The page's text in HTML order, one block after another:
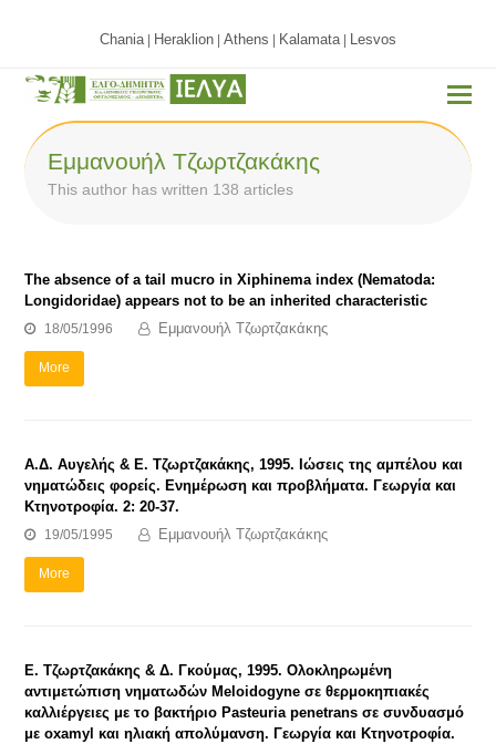
Chania| Heraklion Athens Kalamata| Lesvos
Εμμανουήλ Τζωρτζακάκης
This author has written 138 articles
The absence of a tail mucro in Xiphinema index (Nematoda:
Longidoridae) appears not to be an inherited characteristic
18/05/1996 Εμμανουήλ Τζωρτζακάκης
More
Α.Δ. Αυγελής & Ε. Τζωρτζακάκης, 1995. Ιώσεις της αμπέλου και
νηματώδεις φορείς. Ενημέρωση και προβλήματα. Γεωργία και
Κτηνοτροφία. 2: 20-37.
19/05/1995 Εμμανουήλ Τζωρτζακάκης
More
E. Τζωρτζακάκης & Δ. Γκούμας, 1995. Ολοκληρωμένη
αντιμετώπιση νηματωδών Meloidogyne σε θερμοκηπιακές
καλλιέργειες με το βακτήριο Pasteuria penetrans σε συνδυασμό
με oxamyl και ηλιακή απολύμανση. Γεωργία και Κτηνοτροφία.